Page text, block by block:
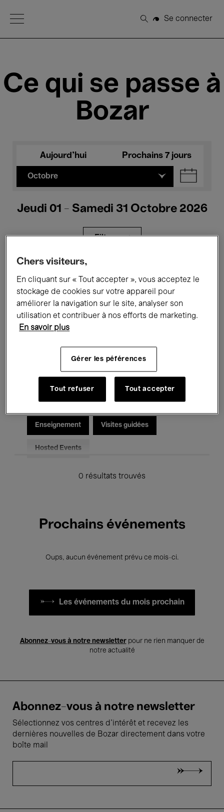
Open Menu
Rechercher
Se connecter
Ce qui se passe à
Bozar
Aujourd'hui Prochains 7 jours
Octobre
Jeudi 01 - Samedi 31 Octobre 2026
Filtres
Expositions Films Performances
Rencontres & Débats Jazz
Musique électronique
Pour tous Kids’ Palace
Enseignement Visites guidées
Hosted Events
0 résultats trouvés
Prochains événements
Oups, aucun événement prévu ce mois-ci.
Les événements du mois prochain
Abonnez-vous à notre newsletterpour ne rien manquer de
notre actualité
Abonnez-vous à notre newsletter
Sélectionnez vos centres d'intérêt et recevez les
dernières nouvelles de Bozar directement dans votre
boîte mail
Chers visiteurs,
En cliquant sur « Tout accepter », vous acceptez le
stockage de cookies sur votre appareil pour
améliorer la navigation sur le site, analyser son
utilisation et contribuer à nos efforts de marketing.
En savoir plus
Gérer les péférences
Tout refuser Tout accepter